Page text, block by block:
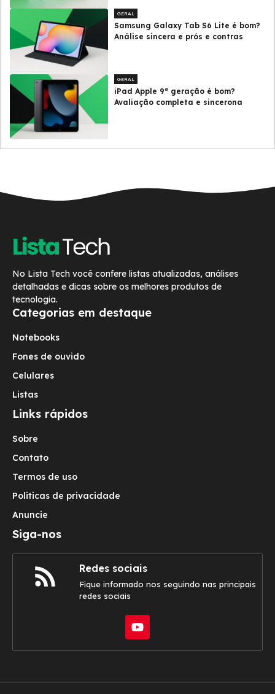
GERAL
Samsung Galaxy Tab S6 Lite é bom?
Análise sincera e prós e contras
GERAL
iPad Apple 9ª geração é bom?
Avaliação completa e sincerona
No Lista Tech você confere listas atualizadas, análises
detalhadas e dicas sobre os melhores produtos de
tecnologia.
Categorias em destaque
Notebooks
Fones de ouvido
Celulares
Listas
Links rápidos
Sobre
Contato
Termos de uso
Politicas de privacidade
Anuncie
Siga-nos
Redes sociais
Fique informado nos seguindo nas principais
redes sociais